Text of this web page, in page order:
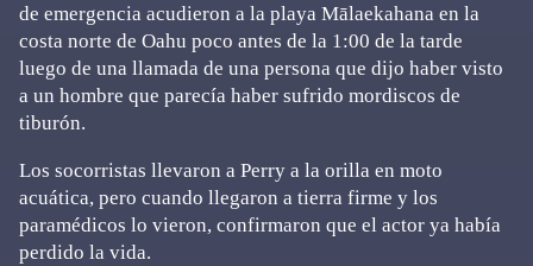
de emergencia acudieron a la playa Mālaekahana en la
costa norte de Oahu poco antes de la 1:00 de la tarde
luego de una llamada de una persona que dijo haber visto
a un hombre que parecía haber sufrido mordiscos de
tiburón.
Los socorristas llevaron a Perry a la orilla en moto
acuática, pero cuando llegaron a tierra firme y los
paramédicos lo vieron, confirmaron que el actor ya había
perdido la vida.